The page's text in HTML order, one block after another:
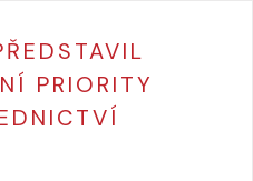
PRIORITY